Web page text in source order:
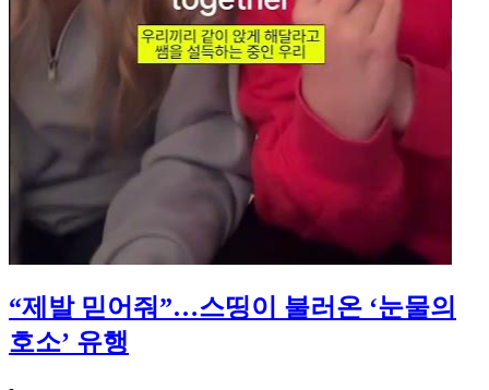
“제발 믿어줘”…스띵이 불러온 ‘눈물의
호소’ 유행